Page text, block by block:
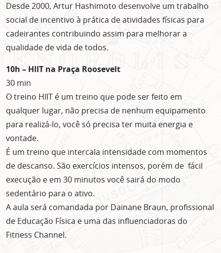
Desde 2000, Artur Hashimoto desenvolve um trabalho
social de incentivo à prática de atividades físicas para
cadeirantes contribuindo assim para melhorar a
qualidade de vida de todos.
10h – HIIT na Praça Roosevelt
30 min
O treino HIIT é um treino que pode ser feito em
qualquer lugar, não precisa de nenhum equipamento
para realizá-lo, você só precisa ter muita energia e
vontade.
É um treino que intercala intensidade com momentos
de descanso. São exercícios intensos, porém de fácil
execução e em 30 minutos você sairá do modo
sedentário para o ativo.
A aula será comandada por Dainane Braun, profissional
de Educação Física e uma das influenciadoras do
Fitness Channel.